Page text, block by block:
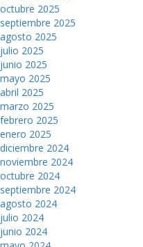
octubre 2025
septiembre 2025
agosto 2025
julio 2025
junio 2025
mayo 2025
abril 2025
marzo 2025
febrero 2025
enero 2025
diciembre 2024
noviembre 2024
octubre 2024
septiembre 2024
agosto 2024
julio 2024
junio 2024